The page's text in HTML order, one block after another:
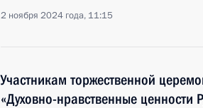
2 ноября 2024 года, 11:15
Участникам торжественной
«Духовно-нравственные ценности